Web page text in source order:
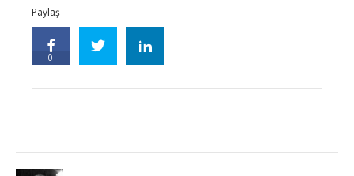
Paylaş
0